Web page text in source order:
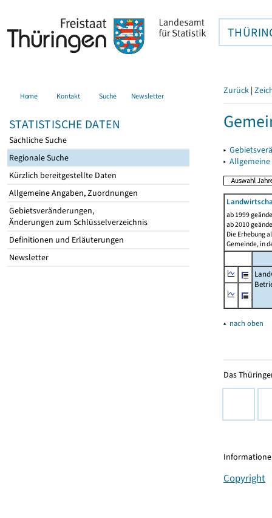
Home Kontakt Suche Newsletter
STATISTISCHE DATEN
Sachliche Suche
Regionale Suche
Kürzlich bereitgestellte Daten
Allgemeine Angaben, Zuordnungen
Gebietsveränderungen,
Änderungen zum Schlüsselverzeichnis
Definitionen und Erläuterungen
Newsletter
Zurück |
▸
▸
ab 1999
ab 2010
Die Erhebung
Gemeinde, in
▴ nach oben
Das
Copyright